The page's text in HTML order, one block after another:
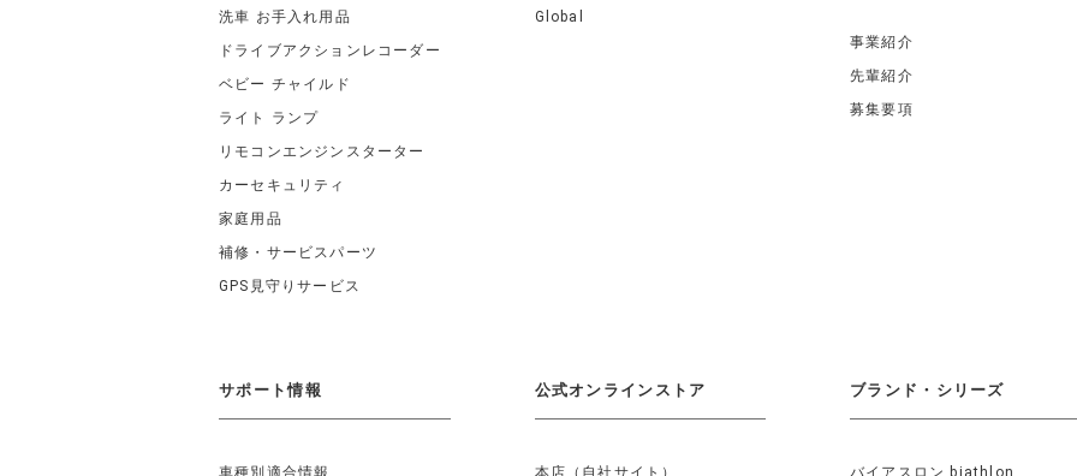
洗車 お手入れ用品
ドライブアクションレコーダー
ベビー チャイルド
ライト ランプ
リモコンエンジンスターター
カーセキュリティ
家庭用品
補修・サービスパーツ
GPS見守りサービス
Global
事業紹介
先輩紹介
募集要項
サポート情報 公式オンラインストア ブランド・シリーズ